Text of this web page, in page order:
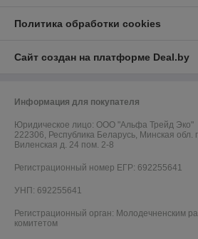
Политика обработки cookies
Сайт создан на платформе Deal.by
Информация для покупателя
Юридическое лицо: ООО "Альфа Трейд Эко"
222306, Республика Беларусь, Минская обл.
Виленская д. 24 пом. 2-8
Регистрационный номер ЕГР: 692255641
УНП: 692255641
Регистрационный орган: Молодечненским
комитетом